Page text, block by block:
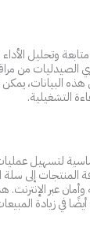
وتحليل
الصيدليات من
البيانات، يمكن
التشغيلية.
لتسهيل
المنتجات إلى
عبر
في زيادة